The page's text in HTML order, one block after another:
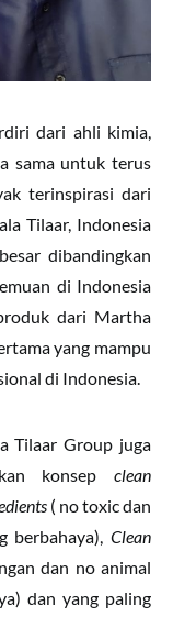
dari ahli kimia,
sama untuk terus
terinspirasi dari
Tilaar, Indonesia
dibandingkan
di Indonesia
dari Martha
yang mampu
di Indonesia.
Tilaar Group juga
konsep clean
( no toxic dan
berbahaya), Clean
dan no animal
dan yang paling